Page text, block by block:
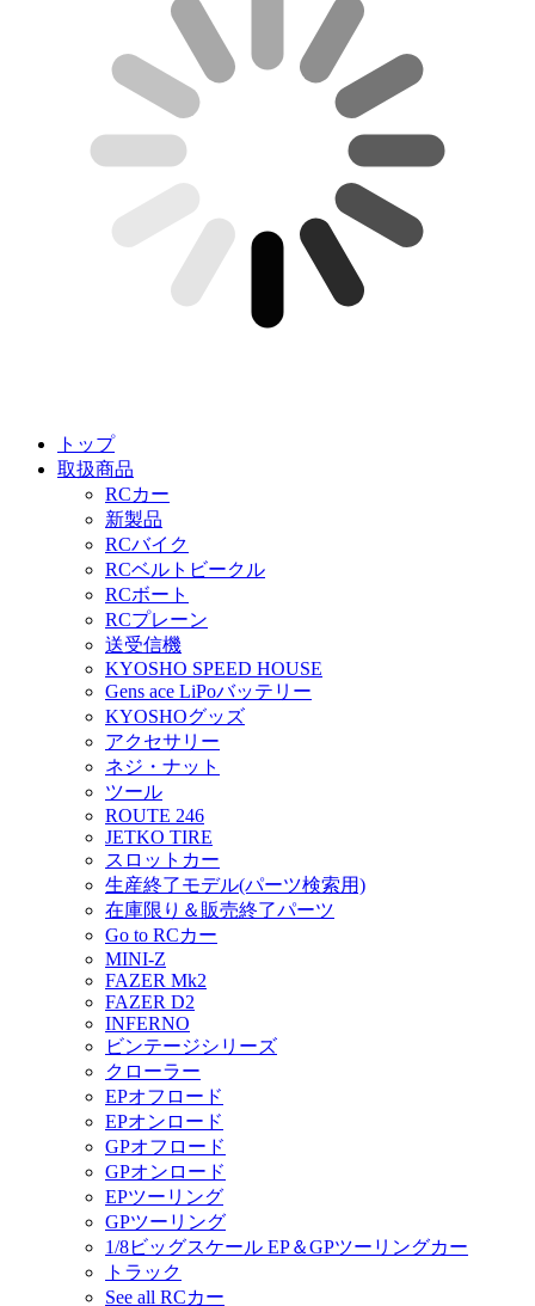
トップ
取扱商品
RCカー
新製品
RCバイク
RCベルトビークル
RCボート
RCプレーン
送受信機
KYOSHO SPEED HOUSE
Gens ace LiPoバッテリー
KYOSHOグッズ
アクセサリー
ネジ・ナット
ツール
ROUTE 246
JETKO TIRE
スロットカー
生産終了モデル(パーツ検索用)
在庫限り＆販売終了パーツ
Go to RCカー
MINI-Z
FAZER Mk2
FAZER D2
INFERNO
ビンテージシリーズ
クローラー
EPオフロード
EPオンロード
GPオフロード
GPオンロード
EPツーリング
GPツーリング
1/8ビッグスケール EP＆GPツーリングカー
トラック
See all RCカー